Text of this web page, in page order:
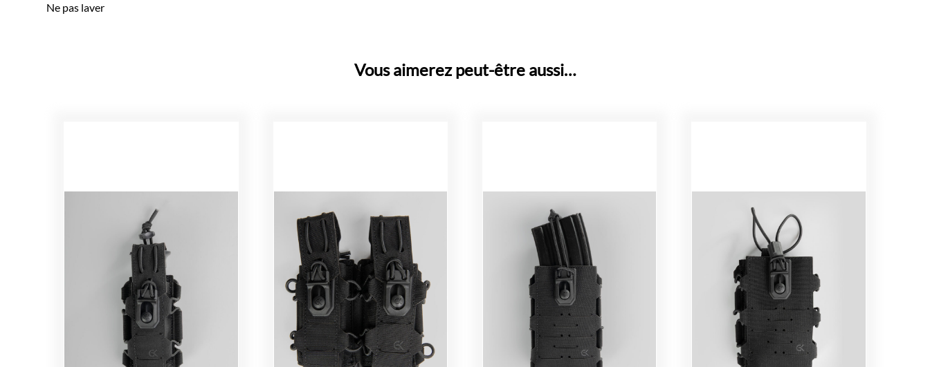
Ne pas laver
Vous aimerez peut-être aussi…